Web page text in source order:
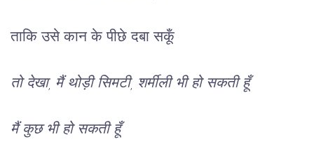
ताकि उसे कान के पीछे दबा सकूँ
तो देखा, मैं थोड़ी सिमटी, शर्मीली भी हो सकती हूँ
मैं कुछ भी हो सकती हूँ